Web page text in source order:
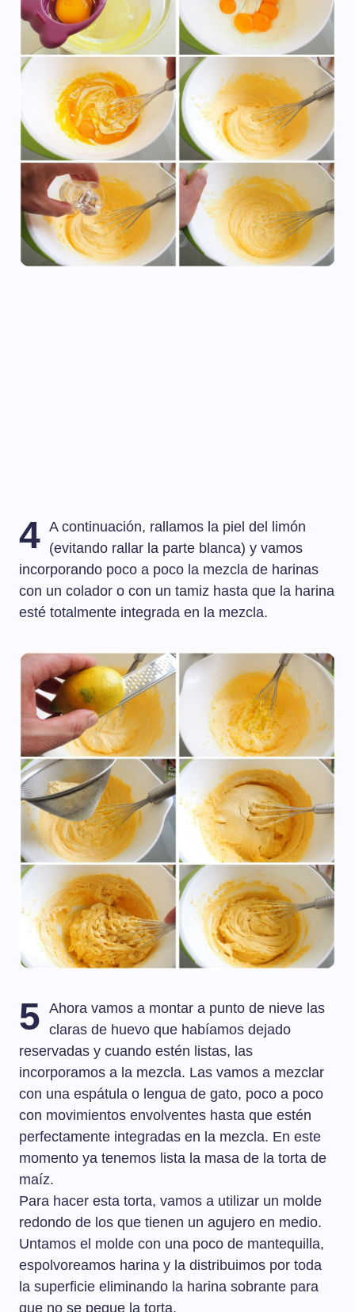
4 A continuación, rallamos la piel del limón
(evitando rallar la parte blanca) y vamos
incorporando poco a poco la mezcla de harinas
con un colador o con un tamiz hasta que la harina
esté totalmente integrada en la mezcla.
5
Ahora vamos a montar a punto de nieve las
claras de huevo que habíamos dejado
reservadas y cuando estén listas, las
incorporamos a la mezcla. Las vamos a mezclar
con una espátula o lengua de gato, poco a poco
con movimientos envolventes hasta que estén
perfectamente integradas en la mezcla. En este
momento ya tenemos lista la masa de la torta de
maíz.
Para hacer esta torta, vamos a utilizar un molde
redondo de los que tienen un agujero en medio.
Untamos el molde con una poco de mantequilla,
espolvoreamos harina y la distribuimos por toda
la superficie eliminando la harina sobrante para
que no se pegue la torta.